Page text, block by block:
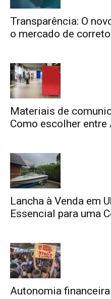
Transparência: O
o mercado de
Materiais de
Como escolher entre
Lancha à Venda em
Essencial para uma
Autonomia